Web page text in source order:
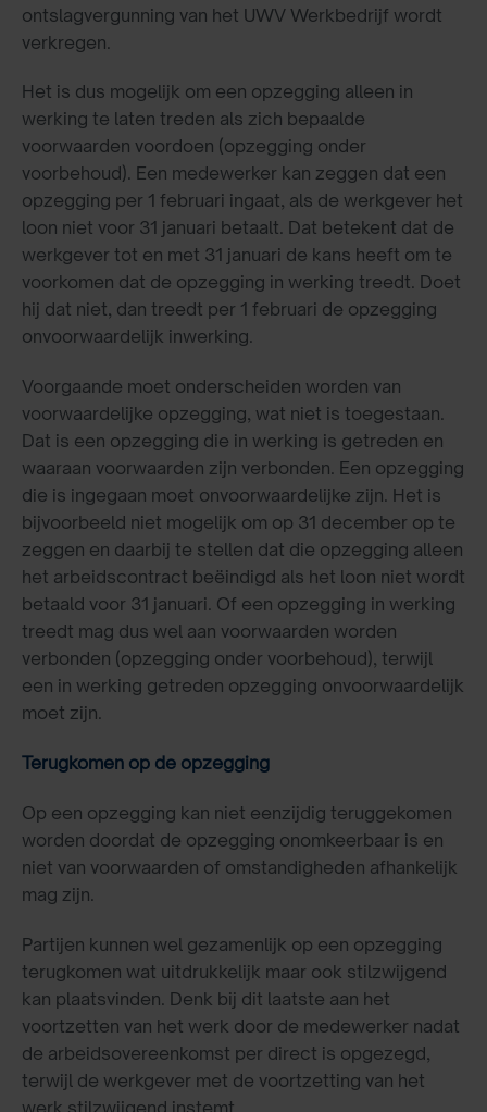
ontslagvergunning van het UWV Werkbedrijf wordt
verkregen.
Het is dus mogelijk om een opzegging alleen in
werking te laten treden als zich bepaalde
voorwaarden voordoen (opzegging onder
voorbehoud). Een medewerker kan zeggen dat een
opzegging per 1 februari ingaat, als de werkgever het
loon niet voor 31 januari betaalt. Dat betekent dat de
werkgever tot en met 31 januari de kans heeft om te
voorkomen dat de opzegging in werking treedt. Doet
hij dat niet, dan treedt per 1 februari de opzegging
onvoorwaardelijk inwerking.
Voorgaande moet onderscheiden worden van
voorwaardelijke opzegging, wat niet is toegestaan.
Dat is een opzegging die in werking is getreden en
waaraan voorwaarden zijn verbonden. Een opzegging
die is ingegaan moet onvoorwaardelijke zijn. Het is
bijvoorbeeld niet mogelijk om op 31 december op te
zeggen en daarbij te stellen dat die opzegging alleen
het arbeidscontract beëindigd als het loon niet wordt
betaald voor 31 januari. Of een opzegging in werking
treedt mag dus wel aan voorwaarden worden
verbonden (opzegging onder voorbehoud), terwijl
een in werking getreden opzegging onvoorwaardelijk
moet zijn.
Terugkomen op de opzegging
Op een opzegging kan niet eenzijdig teruggekomen
worden doordat de opzegging onomkeerbaar is en
niet van voorwaarden of omstandigheden afhankelijk
mag zijn.
Partijen kunnen wel gezamenlijk op een opzegging
terugkomen wat uitdrukkelijk maar ook stilzwijgend
kan plaatsvinden. Denk bij dit laatste aan het
voortzetten van het werk door de medewerker nadat
de arbeidsovereenkomst per direct is opgezegd,
terwijl de werkgever met de voortzetting van het
werk stilzwijgend instemt.